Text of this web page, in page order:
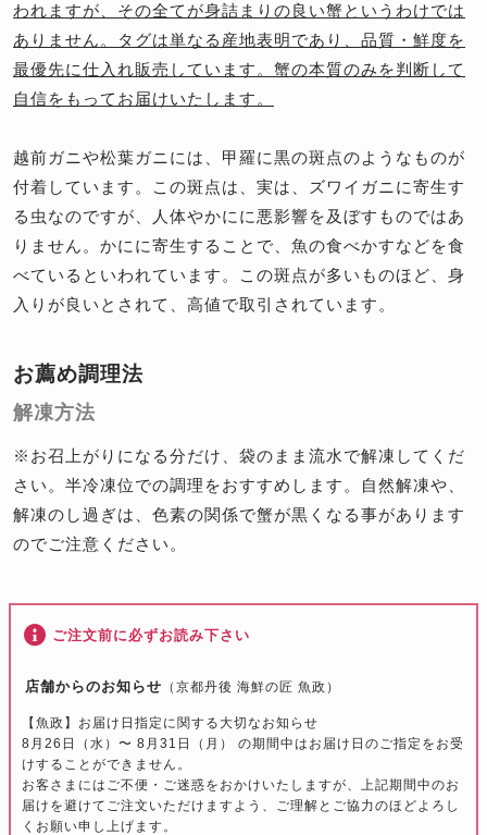
われますが、その全てが身詰まりの良い蟹というわけでは
ありません。タグは単なる産地表明であり、品質・鮮度を
最優先に仕入れ販売しています。蟹の本質のみを判断して
自信をもってお届けいたします。
越前ガニや松葉ガニには、甲羅に黒の斑点のようなものが
付着しています。この斑点は、実は、ズワイガニに寄生す
る虫なのですが、人体やかにに悪影響を及ぼすものではあ
りません。かにに寄生することで、魚の食べかすなどを食
べているといわれています。この斑点が多いものほど、身
入りが良いとされて、高値で取引されています。
お薦め調理法
解凍方法
※ お召上がりになる分だけ、袋のまま流水で解凍してくだ
さい。半冷凍位での調理をおすすめします。自然解凍や、
解凍のし過ぎは、色素の関係で蟹が黒くなる事があります
のでご注意ください。
ご注文前に必ずお読み下さい
店舗からのお知らせ （京都丹後 海鮮の匠 魚政）
【魚政】お届け日指定に関する大切なお知らせ
8月26日（水）〜 8月31日（月） の期間中はお届け日のご指定をお受
けすることができません。
お客さまにはご不便・ご迷惑をおかけいたしますが、上記期間中のお
届けを避けてご注文いただけますよう、ご理解とご協力のほどよろし
くお願い申し上げます。